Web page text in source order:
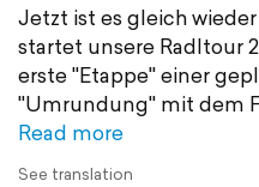
Jetzt ist es gleich wieder
startet unsere Radltour
erste "Etappe" einer
"Umrundung" mit dem
Read more
See translation